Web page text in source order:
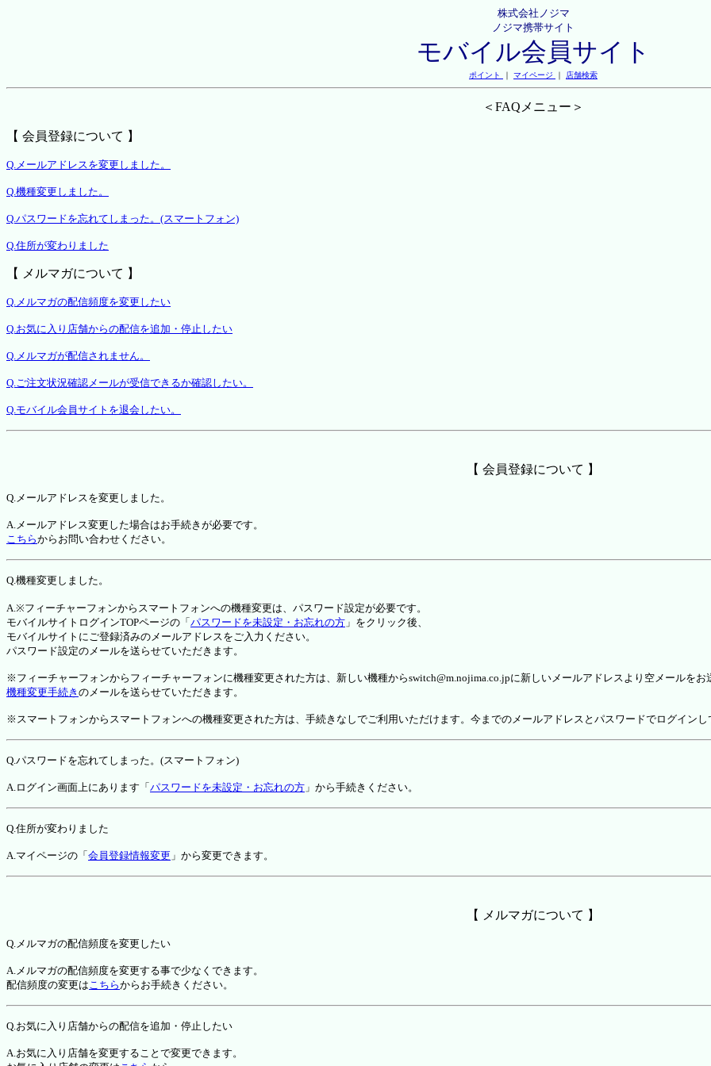
株式会社ノジマ
ノジマ携帯サイト
モバイル会員サイト
ポイント ｜ マイページ ｜ 店舗検索
＜FAQメニュー＞
【 会員登録について 】
Q.メールアドレスを変更しました。
Q.機種変更しました。
Q.パスワードを忘れてしまった。(スマートフォン)
Q.住所が変わりました
【 メルマガについて 】
Q.メルマガの配信頻度を変更したい
Q.お気に入り店舗からの配信を追加・停止したい
Q.メルマガが配信されません。
Q.ご注文状況確認メールが受信できるか確認したい。
Q.モバイル会員サイトを退会したい。
【 会員登録について 】
Q.メールアドレスを変更しました。
A.メールアドレス変更した場合はお手続きが必要です。
こちらからお問い合わせください。
Q.機種変更しました。
A.※フィーチャーフォンからスマートフォンへの機種変更は、パスワード設定が必要です。
モバイルサイトログインTOPページの「 パスワードを未設定・お忘れの方 」をクリック後、
モバイルサイトにご登録済みのメールアドレスをご入力ください。
パスワード設定のメールを送らせていただきます。
※フィーチャーフォンからフィーチャーフォンに機種変更された方は、新しい機種からswitch@m.nojima.co.jpに新しいメールアドレスより空メールをお
機種変更手続き のメールを送らせていただきます。
※スマートフォンからスマートフォンへの機種変更された方は、手続きなしでご利用いただけます。今までのメールアドレスとパスワードでログインし
Q.パスワードを忘れてしまった。(スマートフォン)
A.ログイン画面上にあります「 パスワードを未設定・お忘れの方 」から手続きください。
Q.住所が変わりました
A.マイページの「 会員登録情報変更 」から変更できます。
【 メルマガについて 】
Q.メルマガの配信頻度を変更したい
A.メルマガの配信頻度を変更する事で少なくできます。
配信頻度の変更はこちらからお手続きください。
Q.お気に入り店舗からの配信を追加・停止したい
A.お気に入り店舗を変更することで変更できます。